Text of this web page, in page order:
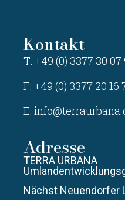
Kontakt
T: +49 (0) 3377 30 07
F: +49 (0) 3377 20 16
E:
Adresse
TERRA URBANA
Nächst Neuendorfer